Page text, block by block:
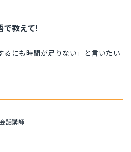
で教えて!
るにも時間が足りない」と言いたい
話講師